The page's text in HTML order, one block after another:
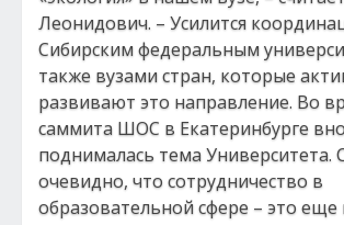
Леонидович. – Усилится
Сибирским федеральным
также вузами стран, которые
развивают это направление. Во
саммита ШОС в Екатеринбурге
поднималась тема Университета.
очевидно, что сотрудничество в
образовательной сфере – это еще